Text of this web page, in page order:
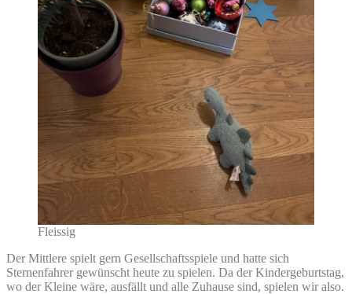
Fleissig
Der Mittlere spielt gern Gesellschaftsspiele und hatte sich
Sternenfahrer gewünscht heute zu spielen. Da der Kindergeburtstag,
wo der Kleine wäre, ausfällt und alle Zuhause sind, spielen wir also.